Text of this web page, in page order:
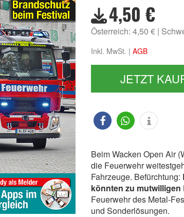
4,50 €
Österreich: 4,50 €
Inkl. MwSt. | AGB
JETZT
Beim Wacken Open Air
die Feuerwehr
Fahrzeuge. Befürchtung:
könnten zu
Feuerwehr des Metal-
und Sonderlösungen.